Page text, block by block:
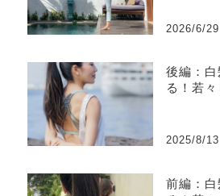
2026/6/29
後編：
る！若
2025/8/13
前編：